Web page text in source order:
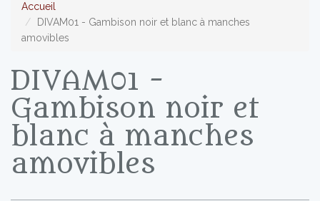
Accueil
DIVAM01 - Gambison noir et blanc à manches
amovibles
DIVAM01 -
Gambison noir et
blanc à manches
amovibles